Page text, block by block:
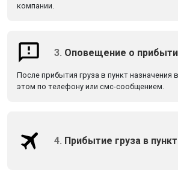
компании.
3. Оповещение о
После прибытия груза в пункт назначения
этом по телефону или смс-сообщением.
4. Прибытие груза в